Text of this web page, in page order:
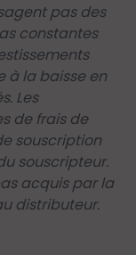
pas des
constantes
à la baisse en
Les
de frais de
souscription
souscripteur.
acquis par la
distributeur.